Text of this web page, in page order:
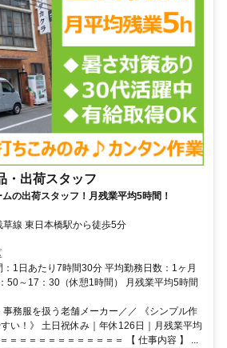
・出荷スタッフ
の出荷スタッフ！月残業平均5時間！
線 東日本橋駅から徒歩5分
1日あたり7時間30分 平均勤務日数：1ヶ月
50～17：30（休憩1時間） 月残業平均5時間
務服を扱う老舗メーカー／／ 《シンプル作
い！》 土日祝休み｜年休126日｜月残業平均
＝＝＝＝＝＝＝＝＝＝＝＝ 【 仕事内容 】 ...